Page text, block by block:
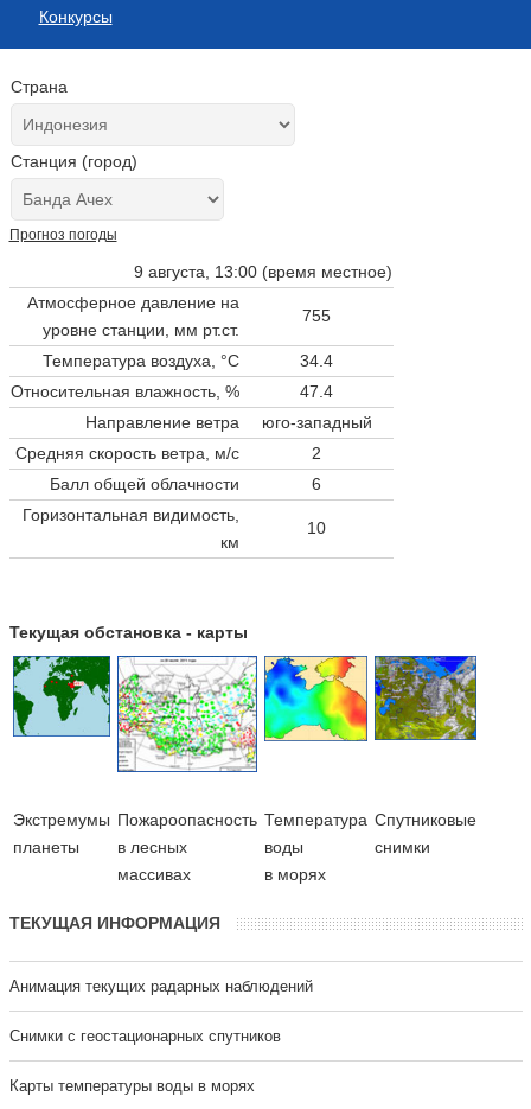
Конкурсы
Страна
Станция (город)
Прогноз погоды
9 августа, 13:00 (время местное)
Атмосферное давление на
уровне станции, мм рт.ст.
755
Температура воздуха, °C
34.4
Относительная влажность, %
47.4
Направление ветра
юго-западный
Средняя скорость ветра, м/с
2
Балл общей облачности
6
Горизонтальная видимость,
км
10
Текущая обстановка - карты
Экстремумы
планеты
Пожароопасность
в лесных
массивах
Температура
воды
в морях
Cпутниковые
снимки
ТЕКУЩАЯ ИНФОРМАЦИЯ
Анимация текущих радарных наблюдений
Cнимки с геостационарных спутников
Карты температуры воды в морях